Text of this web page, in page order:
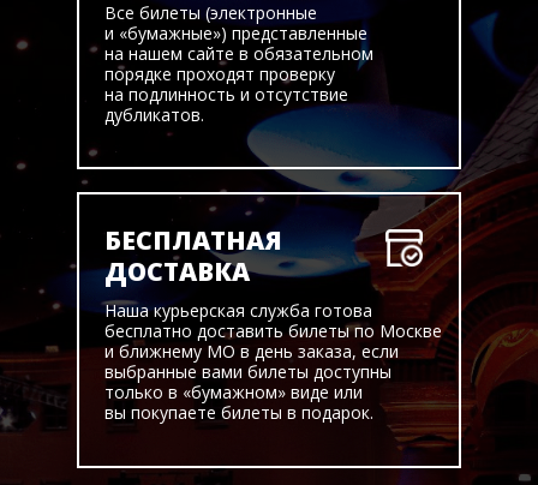
Наша курьерская служба готова
бесплатно доставить билеты по Москве
и ближнему МО в день заказа, если
выбранные вами билеты доступны
только в «бумажном» виде или
вы покупаете билеты в подарок.
БЕСПЛАТНАЯ
ДОСТАВКА
Все билеты (электронные
и «бумажные») представленные
на нашем сайте в обязательном
порядке проходят проверку
на подлинность и отсутствие
дубликатов.